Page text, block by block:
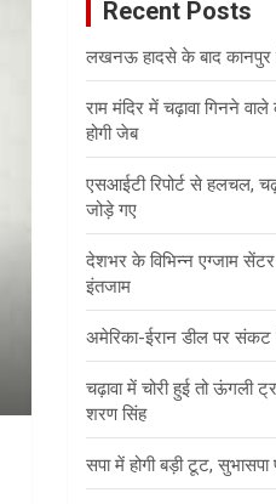
Recent Posts
लखनऊ हादसे के बाद कानपुर
राम मंदिर में चढ़ावा गिनने
होगी जेब
एसआईटी रिपोर्ट से हलचल,
जोड़े गए
देशभर के विभिन्न एग्जाम
इंतजाम
अमेरिका-ईरान डील पर संकट
चढ़ावा में चोरी हुई तो ऊंगली
शरण सिंह
सपा में होगी बड़ी टूट,